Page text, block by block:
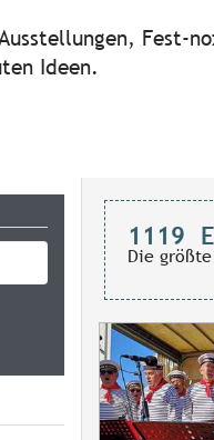
Fest-
Ideen.
1119
Die